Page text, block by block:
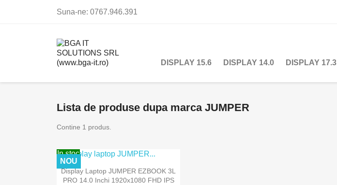
Suna-ne: 0767.946.391
DISPLAY 15.6 DISPLAY 14.0 DISPLAY 17.3
Lista de produse dupa marca JUMPER
Contine 1 produs.
 Vizualizare rapida
In stoc
Display Laptop JUMPER EZBOOK 3L
PRO 14.0 Inchi 1920x1080 FHD IPS
NOU